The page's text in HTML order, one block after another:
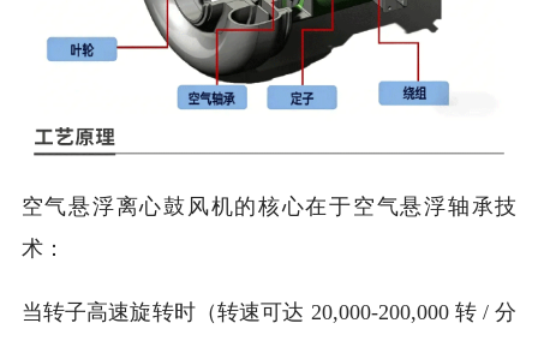
空气悬浮离心鼓风机的核心在于空气悬浮轴承技
术：
当转子高速旋转时（转速可达 20,000-200,000 转 / 分